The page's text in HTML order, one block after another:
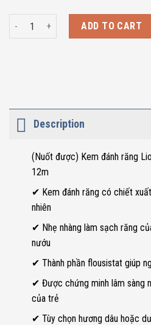
Kem đánh răng nuốt được Lion Nhật
ADD TO CART
Description
(Nuốt được) Kem đánh răng
12m
✔ Kem đánh răng có chiết
nhiên
✔ Nhẹ nhàng làm sạch răng
nướu
✔ Thành phần flousistat giúp
✔ Được chứng minh lâm sàng
của trẻ
✔ Tùy chọn hương dâu hoặc